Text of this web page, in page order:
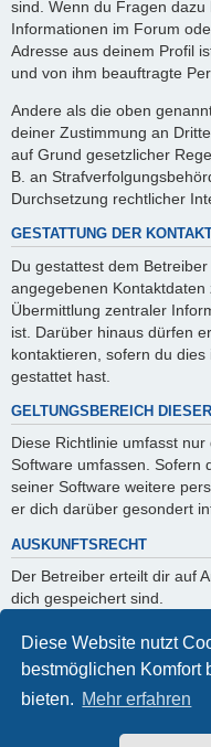
Diese Website nutzt
bestmöglichen Komfort
bieten. Mehr erfahren
sind. Wenn du Fragen
Informationen im Forum
Adresse aus deinem Profil
und von ihm beauftragte
Andere als die oben
deiner Zustimmung an
auf Grund gesetzlicher
B. an
Durchsetzung rechtlicher
GESTATTUNG DER
Du gestattest dem
angegebenen
Übermittlung zentraler
ist. Darüber hinaus dürfen
kontaktieren, sofern du
gestattet hast.
GELTUNGSBEREICH
Diese Richtlinie umfasst
Software umfassen. Sofern
seiner Software weitere
er dich darüber gesondert
AUSKUNFTSRECHT
Der Betreiber erteilt dir auf
dich gespeichert sind.
Du kannst jederzeit die
verlangen. Kontaktiere